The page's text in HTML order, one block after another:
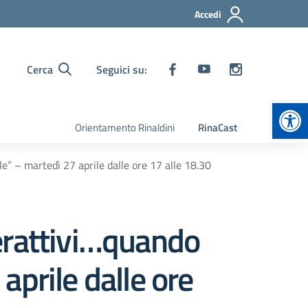
Accedi
Cerca Seguici su:
Orientamento Rinaldini RinaCast
– martedì 27 aprile dalle ore 17 alle 18.30
dalle ore